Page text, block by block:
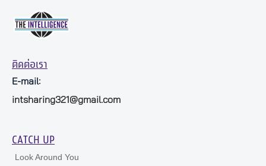
ติดต่อเรา
E-mail:
intsharing321@gmail.com
CATCH UP
Look Around You